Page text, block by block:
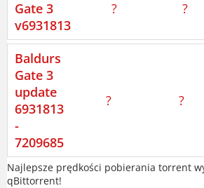
przegap.
Gate 3
v6931813
? ?
Baldurs
Gate 3
update
6931813
-
7209685
? ?
Najlepsze prędkości pobierania torrent
qBittorrent!